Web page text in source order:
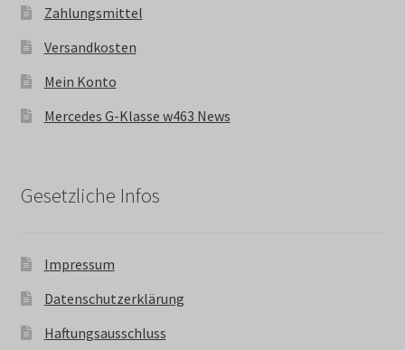
Zahlungsmittel
Versandkosten
Mein Konto
Mercedes G-Klasse w463 News
Gesetzliche Infos
Impressum
Datenschutzerklärung
Haftungsausschluss